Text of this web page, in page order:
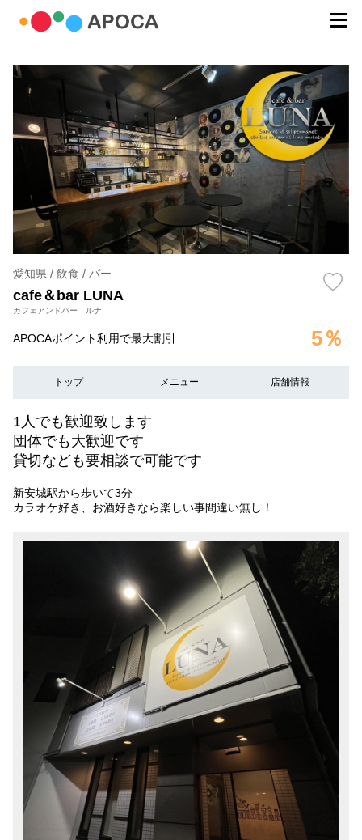
愛知県 / 飲食 / バー
cafe＆bar LUNA
カフェアンドバー ルナ
APOCAポイント利用で最大割引 5％
トップ メニュー 店舗情報
1人でも歓迎致します
団体でも大歓迎です
貸切なども要相談で可能です
新安城駅から歩いて3分
カラオケ好き、お酒好きなら楽しい事間違い無し！